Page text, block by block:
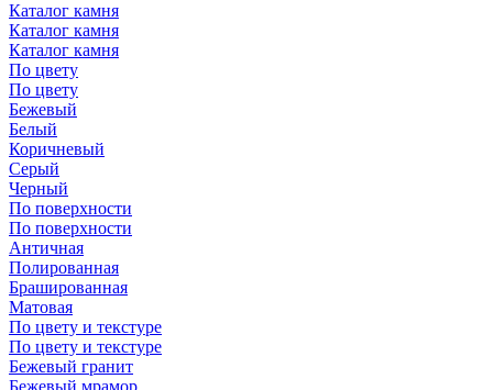
Каталог камня
Каталог камня
Каталог камня
По цвету
По цвету
Бежевый
Белый
Коричневый
Серый
Черный
По поверхности
По поверхности
Античная
Полированная
Брашированная
Матовая
По цвету и текстуре
По цвету и текстуре
Бежевый гранит
Бежевый мрамор